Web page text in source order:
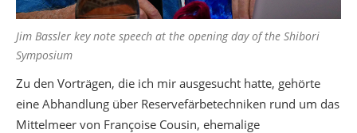
Jim Bassler key note speech at the opening day of the Shibori
Symposium
Zu den Vorträgen, die ich mir ausgesucht hatte, gehörte
eine Abhandlung über Reservefärbetechniken rund um das
Mittelmeer von Françoise Cousin, ehemalige